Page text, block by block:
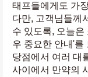
태프들에게도 가
다만, 고객님들께
수 있도록, 오늘은
우 중요한 안내'를
당점에서 여러 대
사이에서 만약의